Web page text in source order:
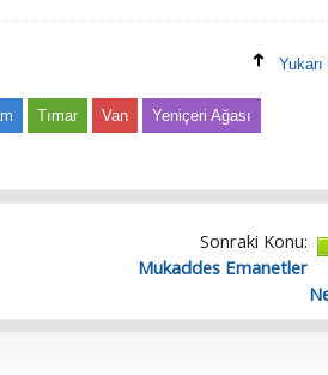
Tımar Van
Yeniçeri Ağası
Sonraki Konu:
Mukaddes Emanetler